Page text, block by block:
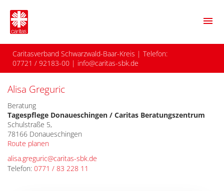
menu
Caritasverband Schwarzwald-Baar-Kreis | Telefon:
07721 / 92183-00 | info@caritas-sbk.de
Alisa Greguric
Beratung
Tagespflege Donaueschingen / Caritas Beratungszentrum
Schulstraße 5,
78166 Donaueschingen
Route planen
alisa.greguric@caritas-sbk.de
Telefon: 0771 / 83 228 11